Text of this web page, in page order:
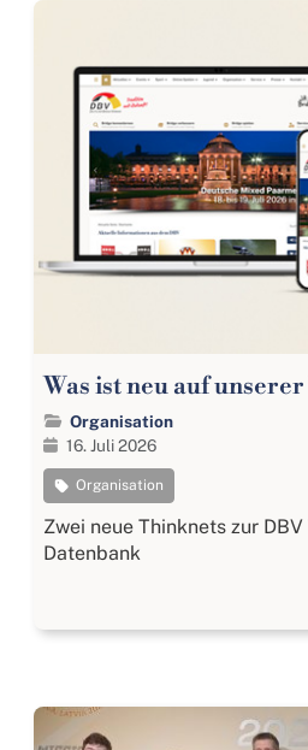
Was ist neu auf
Organisation
16. Juli 2026
Organisation
Zwei neue Thinknets zur
Datenbank